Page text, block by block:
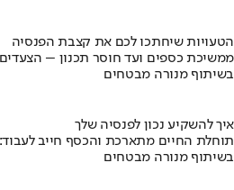
הטעויות שיחתכו לכם את קצבת הפנסיה
ממשיכת כספים ועד חוסר תכנון –
בשיתוף מנורה מבטחים
איך להשקיע נכון לפנסיה שלך
תוחלת החיים מתארכת והכסף חייב לעבוד:
בשיתוף מנורה מבטחים